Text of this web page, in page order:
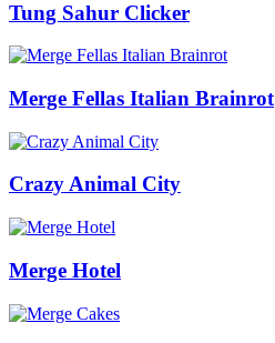
Tung Sahur Clicker
Merge Fellas Italian Brainrot
Crazy Animal City
Merge Hotel